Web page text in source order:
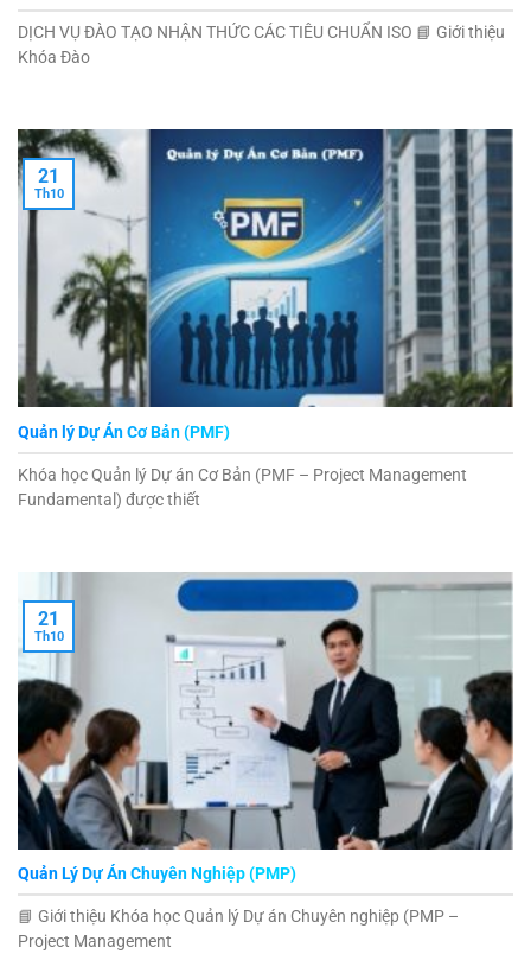
DỊCH VỤ ĐÀO TẠO NHẬN THỨC CÁC TIÊU CHUẨN ISO 📘 Giới thiệu
Khóa Đào
Quản lý Dự Án Cơ Bản (PMF)
Khóa học Quản lý Dự án Cơ Bản (PMF – Project Management
Fundamental) được thiết
21
Th10
Quản Lý Dự Án Chuyên Nghiệp (PMP)
📘 Giới thiệu Khóa học Quản lý Dự án Chuyên nghiệp (PMP –
Project Management
21
Th10